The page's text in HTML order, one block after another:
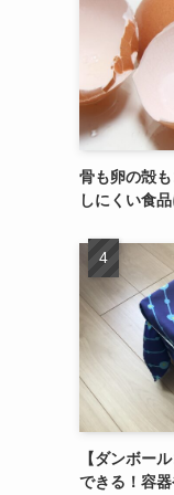
骨も卵の殻
しにくい食
【ダンボー
できる！容